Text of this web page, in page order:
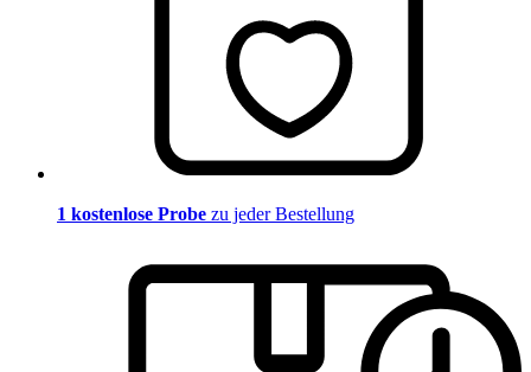
1 kostenlose Probe zu jeder Bestellung